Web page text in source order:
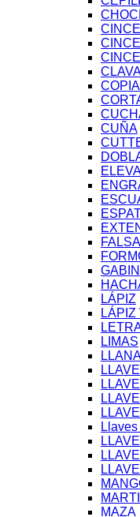
CUÑA
LÁPIZ
LÁPIZ
LIMAS
MAZA